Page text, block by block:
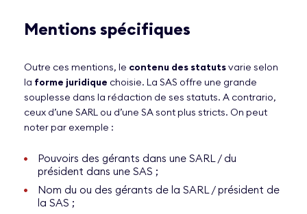
Mentions spécifiques
Outre ces mentions, le contenu des statutsvarie selon
la forme juridique choisie. La SAS offre une grande
souplesse dans la rédaction de ses statuts. A contrario,
ceux d’une SARL ou d’une SA sont plus stricts. On peut
noter par exemple :
Pouvoirs des gérants dans une SARL / du
président dans une SAS ;
Nom du ou des gérants de la SARL / président de
la SAS ;